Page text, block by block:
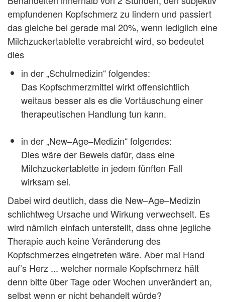
empfundenen Kopfschmerz zu lindern und passiert
das gleiche bei gerade mal 20%, wenn lediglich eine
Milchzuckertablette verabreicht wird, so bedeutet
dies
in der „Schulmedizin“ folgendes:
Das Kopfschmerzmittel wirkt offensichtlich
weitaus besser als es die Vortäuschung einer
therapeutischen Handlung tun kann.
in der „New–Age–Medizin“ folgendes:
Dies wäre der Beweis dafür, dass eine
Milchzuckertablette in jedem fünften Fall
wirksam sei.
Dabei wird deutlich, dass die New–Age–Medizin
schlichtweg Ursache und Wirkung verwechselt. Es
wird nämlich einfach unterstellt, dass ohne jegliche
Therapie auch keine Veränderung des
Kopfschmerzes eingetreten wäre. Aber mal Hand
auf’s Herz ... welcher normale Kopfschmerz hält
denn bitte über Tage oder Wochen unverändert an,
selbst wenn er nicht behandelt würde?